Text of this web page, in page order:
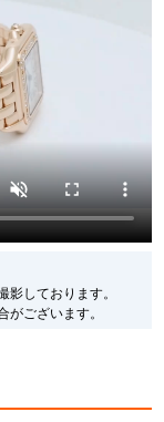
しております。
ございます。
が異なる場合がござい
バシーの関係上WEBへ
ん。
注文と店頭処理との時
ます。
機械に代替部品を使用
いませ。